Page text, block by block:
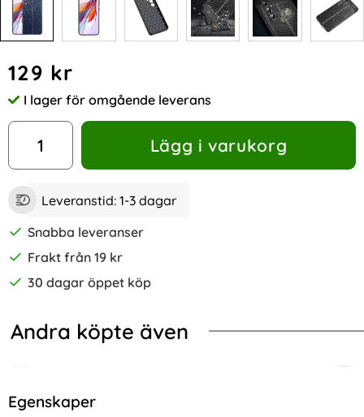
pris
129 kr
Tillgänglighet:
I lager för omgående leverans
antal
Lägg i varukorg
Leveranstid: 1-3 dagar
Snabba leveranser
Frakt från 19 kr
30 dagar öppet köp
Andra köpte även
TPU Transparent
Galaxy A35 5G Skal Frosted Shield Pro Matt Svart
Egenskaper